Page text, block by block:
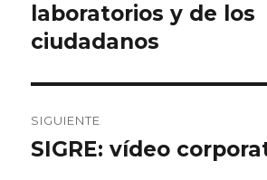
entradas
anterior:
laboratorios y de los
ciudadanos
SIGUIENTE
Entrada
SIGRE: vídeo